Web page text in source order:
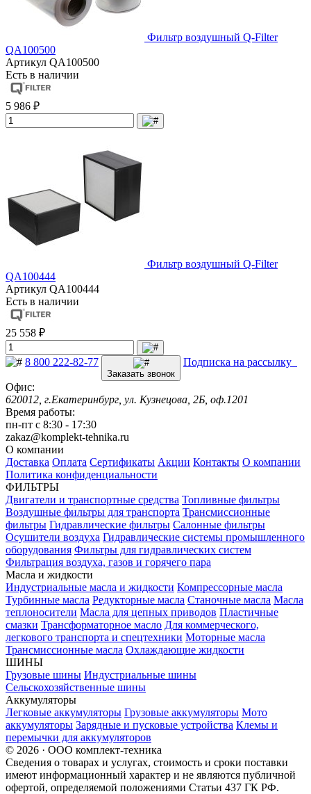
Фильтр воздушный Q-Filter
QA100500
Артикул QA100500
Есть в наличии
5 986 ₽
Фильтр воздушный Q-Filter
QA100444
Артикул QA100444
Есть в наличии
25 558 ₽
8 800 222-82-77
Заказать звонок
Подписка на рассылку
Офис:
620012, г.Екатеринбург, ул. Кузнецова, 2Б, оф.1201
Время работы:
пн-пт с 8:30 - 17:30
zakaz@komplekt-tehnika.ru
О компании
Доставка Оплата Сертификаты Акции Контакты О компании
Политика конфиденциальности
ФИЛЬТРЫ
Двигатели и транспортные средства Топливные фильтры
Воздушные фильтры для транспорта Трансмиссионные
фильтры Гидравлические фильтры Салонные фильтры
Осушители воздуха Гидравлические системы промышленного
оборудования Фильтры для гидравлических систем
Фильтрация воздуха, газов и горячего пара
Масла и жидкости
Индустриальные масла и жидкости Компрессорные масла
Турбинные масла Редукторные масла Станочные масла Масла
теплоносители Масла для цепных приводов Пластичные
смазки Трансформаторное масло Для коммерческого,
легкового транспорта и спецтехники Моторные масла
Трансмиссионные масла Охлаждающие жидкости
ШИНЫ
Грузовые шины Индустриальные шины
Сельскохозяйственные шины
Аккумуляторы
Легковые аккумуляторы Грузовые аккумуляторы Мото
аккумуляторы Зарядные и пусковые устройства Клемы и
перемычки для аккумуляторов
© 2026 · ООО комплект-техника
Сведения о товарах и услугах, стоимость и сроки поставки
имеют информационный характер и не являются публичной
офертой, определяемой положениями Статьи 437 ГК РФ.